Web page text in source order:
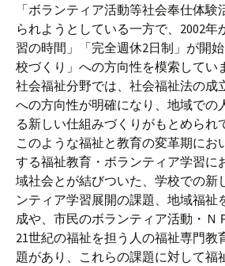
「ボランティア活動等社会奉仕体
られようとしている一方で、2002年
習の時間」「完全週休2日制」が開
校づくり」への方向性を模索してい
社会福祉分野では、社会福祉法の成
への方向性が明確になり、地域での
る新しい仕組みづくりがもとめられ
このような福祉と教育の変革期にお
する福祉教育・ボランティア学習に
域社会とが結びついた、学校での新
ンティア学習展開の課題、地域福祉
成や、市民のボランティア活動・Ｎ
21世紀の福祉を担う人の福祉専門教
題があり、これらの課題に対して福